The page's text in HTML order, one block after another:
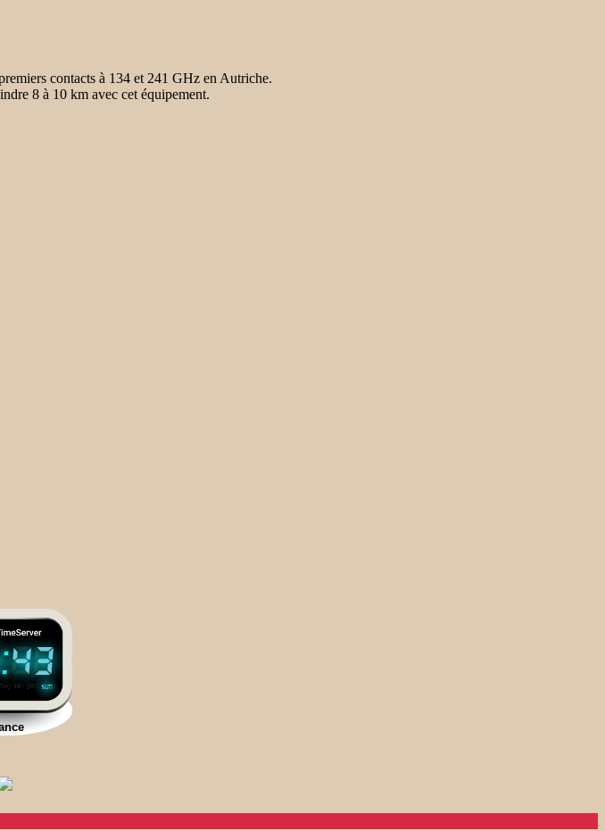
contacts à 134 et 241 GHz en Autriche.
8 à 10 km avec cet équipement.